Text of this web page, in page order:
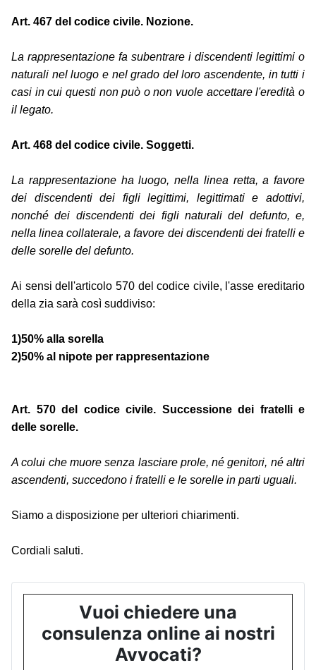
Art. 467 del codice civile. Nozione.
La rappresentazione fa subentrare i discendenti legittimi o
naturali nel luogo e nel grado del loro ascendente, in tutti i
casi in cui questi non può o non vuole accettare l'eredità o
il legato.
Art. 468 del codice civile. Soggetti.
La rappresentazione ha luogo, nella linea retta, a favore
dei discendenti dei figli legittimi, legittimati e adottivi,
nonché dei discendenti dei figli naturali del defunto, e,
nella linea collaterale, a favore dei discendenti dei fratelli e
delle sorelle del defunto.
Ai sensi dell'articolo 570 del codice civile, l'asse ereditario
della zia sarà così suddiviso:
1)50% alla sorella
2)50% al nipote per rappresentazione
Art. 570 del codice civile. Successione dei fratelli e
delle sorelle.
A colui che muore senza lasciare prole, né genitori, né altri
ascendenti, succedono i fratelli e le sorelle in parti uguali.
Siamo a disposizione per ulteriori chiarimenti.
Cordiali saluti.
Vuoi chiedere una
consulenza online ai nostri
Avvocati?